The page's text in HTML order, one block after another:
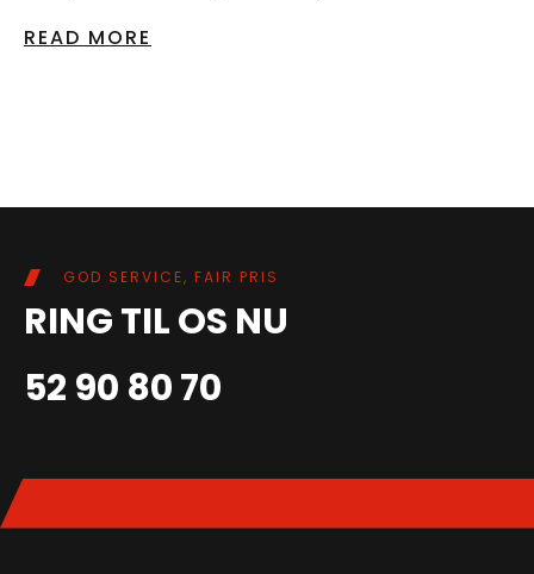
READ MORE
GOD SERVICE, FAIR PRIS
RING TIL OS NU
52 90 80 70